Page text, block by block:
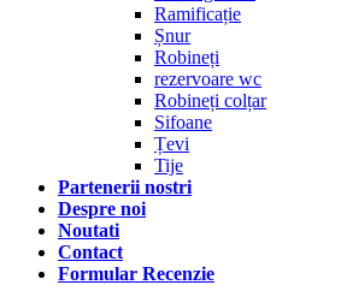
Ramificație
Șnur
Robineți
rezervoare wc
Robineți colțar
Sifoane
Țevi
Tije
Partenerii nostri
Despre noi
Noutati
Contact
Formular Recenzie